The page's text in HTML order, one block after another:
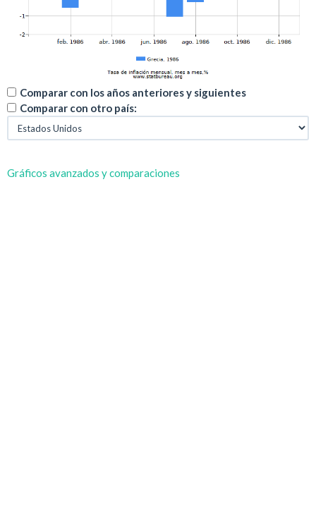
Comparar con los años anteriores y siguientes
Comparar con otro país:
Gráficos avanzados y comparaciones